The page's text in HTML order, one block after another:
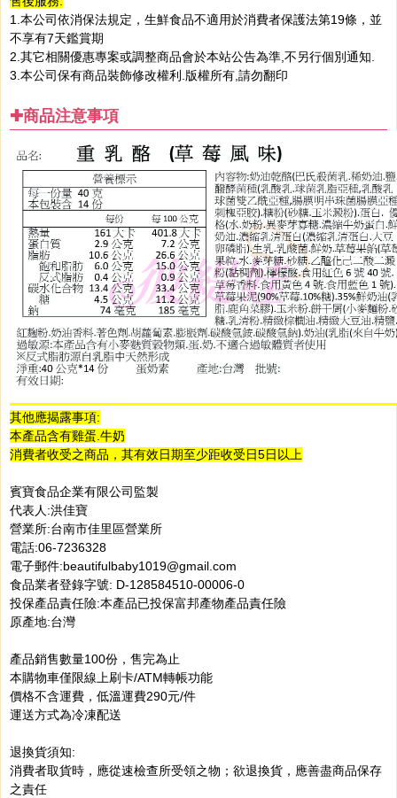
1.本公司依消保法規定，生鮮食品不適用於消費者保護法第19條，並
不享有7天鑑賞期
2.其它相關優惠專案或調整商品會於本站公告為準,不另行個別通知.
3.本公司保有商品裝飾修改權利.版權所有,請勿翻印
✚商品注意事項
其他應揭露事項:
本產品含有雞蛋.牛奶
消費者收受之商品，其有效日期至少距收受日5日以上
賓寶食品企業有限公司監製
代表人:洪佳寶
營業所:台南市佳里區營業所
電話:06-7236328
電子郵件:beautifulbaby1019@gmail.com
食品業者登錄字號: D-128584510-00006-0
投保產品責任險:本產品已投保富邦產物產品責任險
原產地:台灣
產品銷售數量100份，售完為止
本購物車僅限線上刷卡/ATM轉帳功能
價格不含運費，低溫運費290元/件
運送方式為冷凍配送
退換貨須知:
消費者取貨時，應從速檢查所受領之物；欲退換貨，應善盡商品保存
之責任